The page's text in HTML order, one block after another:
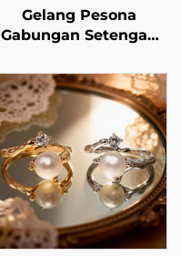
Gelang Pesona
Gabungan Setengah
Marrinu untuk
Wanita